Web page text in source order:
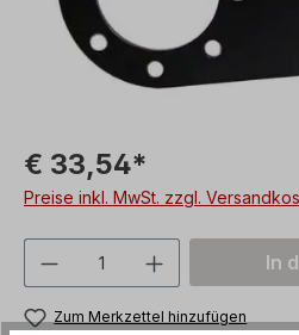
€ 33,54*
Preise inkl. MwSt. zzgl.
Produkt Anzahl: In
Zum Merkzettel hinzufügen